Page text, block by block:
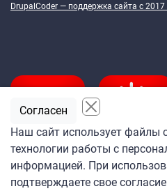
DrupalCoder — поддержка сайта c 2017
Подпишитесь
на ежедневную рассылку
Наш сайт использует файлы
технологии работы с
информацией. При
подтверждаете свое
Согласен